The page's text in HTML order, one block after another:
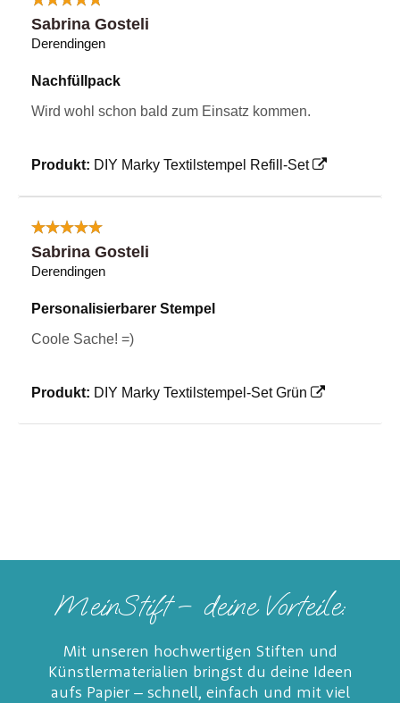
Sabrina Gosteli
Derendingen
Nachfüllpack
Wird wohl schon bald zum Einsatz kommen.
Produkt: DIY Marky Textilstempel Refill-Set
Sabrina Gosteli
Derendingen
Personalisierbarer Stempel
Coole Sache! =)
Produkt: DIY Marky Textilstempel-Set Grün
MeinStift – deine Vorteile:
Mit unseren hochwertigen Stiften und
Künstlermaterialien bringst du deine Ideen
aufs Papier – schnell, einfach und mit viel